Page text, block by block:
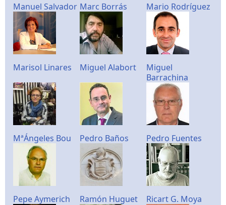
Manuel Salvador Marc Borrás Mario Rodríguez
Marisol Linares Miguel Alabort
Miguel
Barrachina
MªÁngeles Bou Pedro Baños Pedro Fuentes
Pepe Aymerich Ramón Huguet Ricart G. Moya